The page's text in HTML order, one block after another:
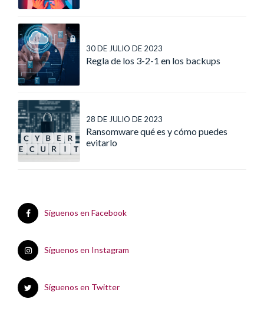
30 DE JULIO DE 2023
Regla de los 3-2-1 en los backups
28 DE JULIO DE 2023
Ransomware qué es y cómo puedes
evitarlo
Síguenos en Facebook
Síguenos en Instagram
Síguenos en Twitter